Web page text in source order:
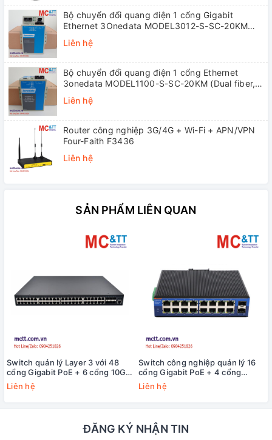
Bộ chuyển đổi quang điện 1 cổng Gigabit
Ethernet 3Onedata MODEL3012-S-SC-20KM
Liên hệ
Bộ chuyển đổi quang điện 1 cổng Ethernet
3onedata MODEL1100-S-SC-20KM (Dual fiber,
Liên hệ
Router công nghiệp 3G/4G + Wi-Fi + APN/VPN
Four-Faith F3436
Liên hệ
SẢN PHẨM LIÊN QUAN
Switch quản lý Layer 3 với 48
cổng Gigabit PoE + 6 cổng 10G
SFP+ 3Onedata ICS5000-
C48GP6XS
Liên hệ
Switch công nghiệp quản lý 16
cổng Gigabit PoE + 4 cổng
Gigabit SFP USR-ISG416P-SFP
Liên hệ
ĐĂNG KÝ NHẬN TIN